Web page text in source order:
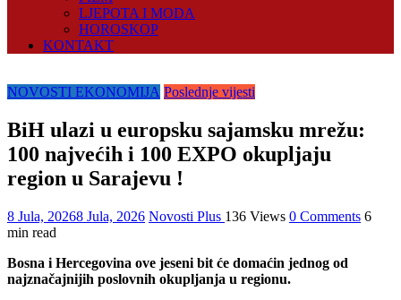
LJEPOTA I MODA
HOROSKOP
KONTAKT
NOVOSTI EKONOMIJA Poslednje vijesti
BiH ulazi u europsku sajamsku mrežu:
100 najvećih i 100 EXPO okupljaju
region u Sarajevu !
8 Jula, 20268 Jula, 2026 Novosti Plus 136 Views 0 Comments 6
min read
Bosna i Hercegovina ove jeseni bit će domaćin jednog od
najznačajnijih poslovnih okupljanja u regionu.